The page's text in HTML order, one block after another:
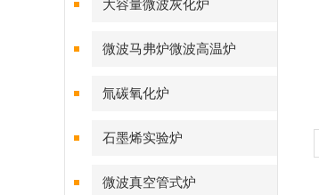
大容量微波灰化炉
微波马弗炉微波高温炉
氚碳氧化炉
石墨烯实验炉
微波真空管式炉